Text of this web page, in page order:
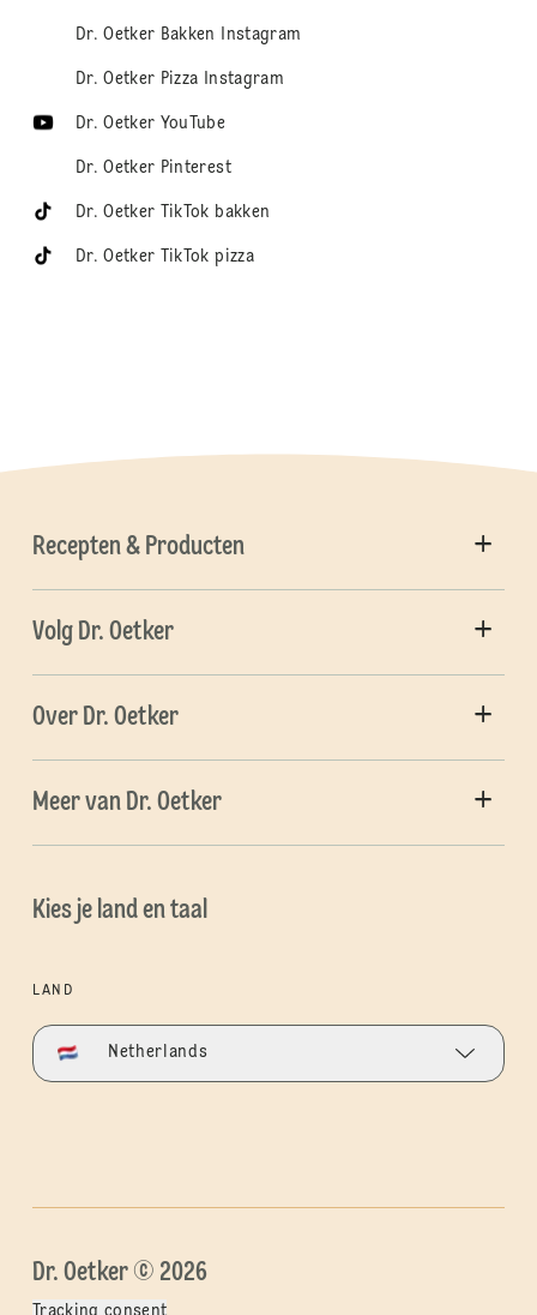
Dr. Oetker Bakken Instagram
Dr. Oetker Pizza Instagram
Dr. Oetker YouTube
Dr. Oetker Pinterest
Dr. Oetker TikTok bakken
Dr. Oetker TikTok pizza
Recepten & Producten
Volg Dr. Oetker
Over Dr. Oetker
Meer van Dr. Oetker
Kies je land en taal
LAND
Netherlands
Dr. Oetker © 2026
Tracking consent